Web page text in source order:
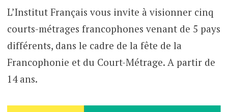
L’Institut Français vous invite à visionner cinq
courts-métrages francophones venant de 5 pays
différents, dans le cadre de la fête de la
Francophonie et du Court-Métrage. A partir de
14 ans.